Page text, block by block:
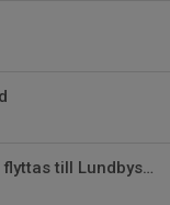
Sammandraget den 11e januari flyttas till Lundbystrand 2